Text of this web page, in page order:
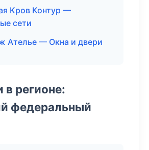
Кров Контур —
сети
Ателье — Окна и двери
в регионе:
федеральный